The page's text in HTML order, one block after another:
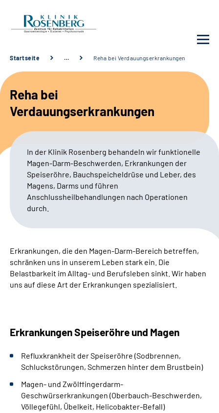
Unsere Klinik
Unsere Angebote
Karriere
Sozialdienste & Zuweisende
Suche
Gebärdensprache
Startseite … Reha bei Verdauungserkrankungen
Reha bei
Verdauungserkrankungen
In der Klinik Rosenberg behandeln wir funktionelle
Magen-Darm-Beschwerden, Erkrankungen der
Speiseröhre, Bauchspeicheldrüse und Leber, des
Magens, Darms und führen
Anschlussheilbehandlungen nach Operationen
durch.
Erkrankungen, die den Magen-Darm-Bereich betreffen,
schränken uns in unserem Leben stark ein. Die
Belastbarkeit im Alltag- und Berufsleben sinkt. Wir haben
uns auf diese Art der Erkrankungen spezialisiert.
Erkrankungen Speiseröhre und Magen
Refluxkrankheit der Speiseröhre (Sodbrennen,
Schluckstörungen, Schmerzen hinter dem Brustbein)
Magen- und Zwölffingerdarm-
Geschwürserkrankungen (Oberbauch-Beschwerden,
Völlegefühl, Übelkeit, Helicobakter-Befall)